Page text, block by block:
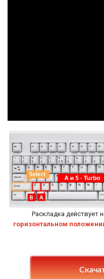
Раскладка действует
горизонтальном